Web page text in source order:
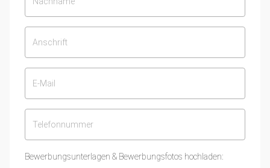
Bewerbungsunterlagen & Bewerbungsfotos hochladen: